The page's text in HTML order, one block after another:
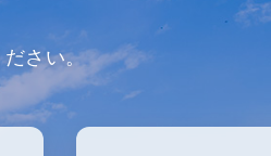
さい。